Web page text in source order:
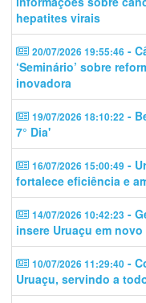
hepatites virais
20/07/2026 19:55:46 -
‘Seminário’ sobre
inovadora
19/07/2026 18:10:22 -
7° Dia'
16/07/2026 15:00:49 -
fortalece eficiência e
14/07/2026 10:42:23 -
insere Uruaçu em
10/07/2026 11:29:40 -
Uruaçu, servindo a